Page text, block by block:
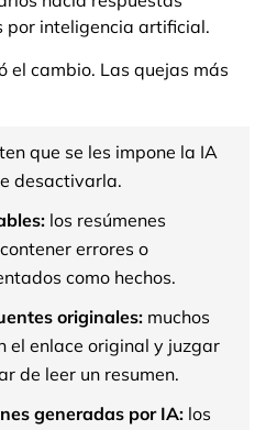
por inteligencia artificial.
el cambio. Las quejas más
que se les impone la IA
desactivarla.
los resúmenes
errores o
como hechos.
originales: muchos
el enlace original y juzgar
de leer un resumen.
generadas por IA: los